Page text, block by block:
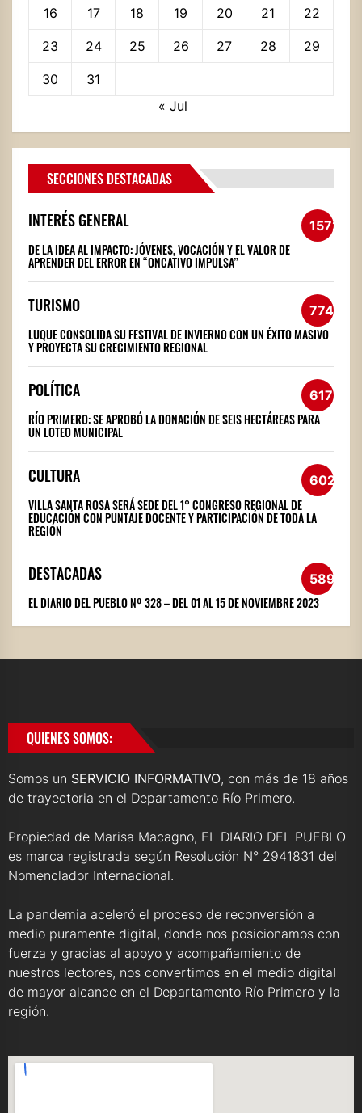
16 17 18 19 20 21 22
23 24 25 26 27 28 29
30
31
« Jul
SECCIONES DESTACADAS
INTERÉS GENERAL 1572
DE LA IDEA AL IMPACTO: JÓVENES, VOCACIÓN Y EL VALOR DE
APRENDER DEL ERROR EN “ONCATIVO IMPULSA”
TURISMO 774
LUQUE CONSOLIDA SU FESTIVAL DE INVIERNO CON UN ÉXITO MASIVO
Y PROYECTA SU CRECIMIENTO REGIONAL
POLÍTICA 617
RÍO PRIMERO: SE APROBÓ LA DONACIÓN DE SEIS HECTÁREAS PARA
UN LOTEO MUNICIPAL
CULTURA 602
VILLA SANTA ROSA SERÁ SEDE DEL 1° CONGRESO REGIONAL DE
EDUCACIÓN CON PUNTAJE DOCENTE Y PARTICIPACIÓN DE TODA LA
REGIÓN
DESTACADAS 589
EL DIARIO DEL PUEBLO Nº 328 – DEL 01 AL 15 DE NOVIEMBRE 2023
QUIENES SOMOS:
Somos un SERVICIO INFORMATIVO, con más de 18 años
de trayectoria en el Departamento Río Primero.
Propiedad de Marisa Macagno, EL DIARIO DEL PUEBLO
es marca registrada según Resolución N° 2941831 del
Nomenclador Internacional.
La pandemia aceleró el proceso de reconversión a
medio puramente digital, donde nos posicionamos con
fuerza y gracias al apoyo y acompañamiento de
nuestros lectores, nos convertimos en el medio digital
de mayor alcance en el Departamento Río Primero y la
región.